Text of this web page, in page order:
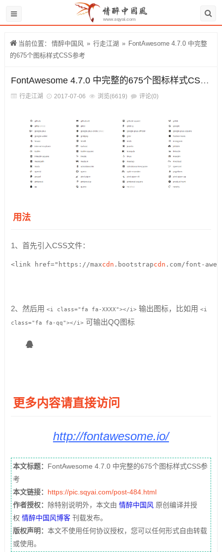
当前位置： 情醉中国风 » 行走江湖 » FontAwesome 4.7.0 中完整
的675个图标样式CSS参考
FontAwesome 4.7.0 中完整的675个图标样式CSS参考
行走江湖 2017-07-06 浏览(6619) 评论(0)
用法
1、首先引入CSS文件：
<link href="https://maxcdn .bootstrapcdn .com/font-
2、然后用 <i class="fa fa-XXXX"></i> 输出图标，比如用 <i
class="fa fa-qq"></i> 可输出QQ图标
更多内容请直接访问
http://fontawesome.io/
本文标题： FontAwesome 4.7.0 中完整的675个图标样式CSS参
考
本文链接： https://pic.sqyai.com/post-484.html
作者授权：
除特别说明外，本文由 情醉中国风 原创编译并授
权 情醉中国风博客刊载发布。
版权声明： 本文不使用任何协议授权，您可以任何形式自由转载
或使用。